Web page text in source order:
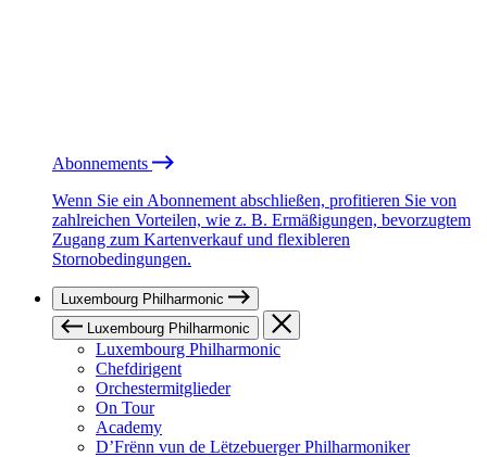
Abonnements
Wenn Sie ein Abonnement abschließen, profitieren Sie von
zahlreichen Vorteilen, wie z. B. Ermäßigungen, bevorzugtem
Zugang zum Kartenverkauf und flexibleren
Stornobedingungen.
Luxembourg Philharmonic
Luxembourg Philharmonic
Luxembourg Philharmonic
Chefdirigent
Orchestermitglieder
On Tour
Academy
D’Frënn vun de Lëtzebuerger Philharmoniker